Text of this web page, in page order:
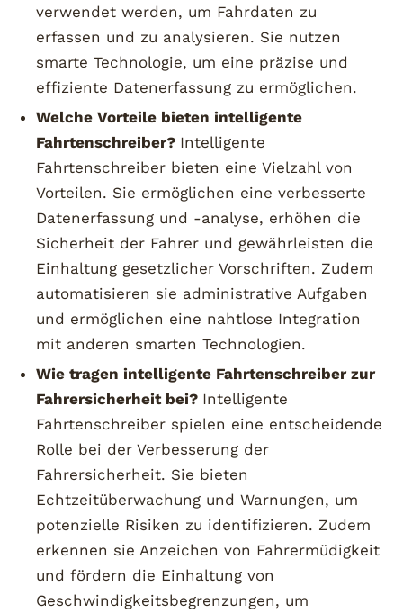
verwendet werden, um Fahrdaten zu
erfassen und zu analysieren. Sie nutzen
smarte Technologie, um eine präzise und
effiziente Datenerfassung zu ermöglichen.
Welche Vorteile bieten intelligente
Fahrtenschreiber? Intelligente
Fahrtenschreiber bieten eine Vielzahl von
Vorteilen. Sie ermöglichen eine verbesserte
Datenerfassung und -analyse, erhöhen die
Sicherheit der Fahrer und gewährleisten die
Einhaltung gesetzlicher Vorschriften. Zudem
automatisieren sie administrative Aufgaben
und ermöglichen eine nahtlose Integration
mit anderen smarten Technologien.
Wie tragen intelligente Fahrtenschreiber zur
Fahrersicherheit bei? Intelligente
Fahrtenschreiber spielen eine entscheidende
Rolle bei der Verbesserung der
Fahrersicherheit. Sie bieten
Echtzeitüberwachung und Warnungen, um
potenzielle Risiken zu identifizieren. Zudem
erkennen sie Anzeichen von Fahrermüdigkeit
und fördern die Einhaltung von
Geschwindigkeitsbegrenzungen, um